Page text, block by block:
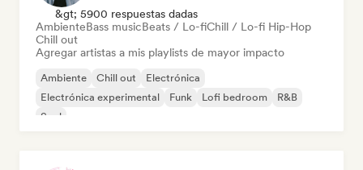
&gt; 5900 respuestas dadas
AmbienteBass musicBeats / Lo-fiChill / Lo-fi Hip-Hop
Chill out
Agregar artistas a mis playlists de mayor impacto
Ambiente Chill out
Electrónica
Electrónica experimental
Funk Lofi bedroom
R&B
Soul